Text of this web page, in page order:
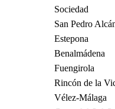
Sociedad
San Pedro
Estepona
Benalmádena
Fuengirola
Rincón de la
Vélez-Málaga